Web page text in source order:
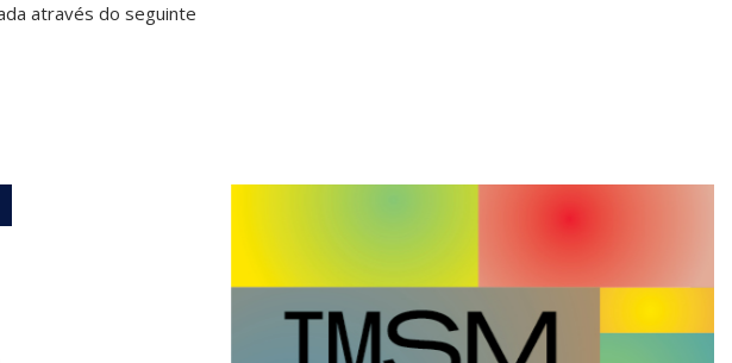
através do seguinte